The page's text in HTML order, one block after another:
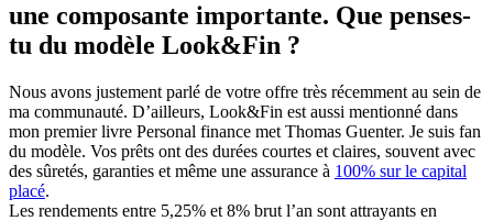
une composante importante. Que penses-
tu du modèle Look&Fin ?
Nous avons justement parlé de votre offre très récemment au sein de
ma communauté. D’ailleurs, Look&Fin est aussi mentionné dans
mon premier livre Personal finance met Thomas Guenter. Je suis fan
du modèle. Vos prêts ont des durées courtes et claires, souvent avec
des sûretés, garanties et même une assurance à 100% sur le capital
placé.
Les rendements entre 5,25% et 8% brut l’an sont attrayants en